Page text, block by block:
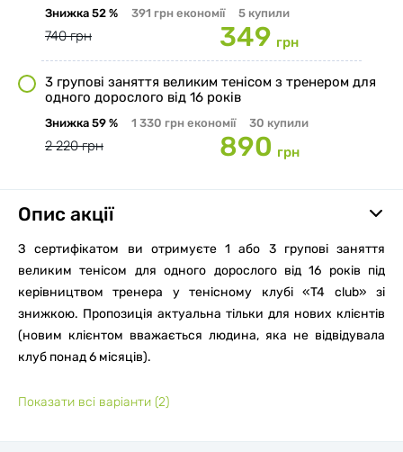
Знижка 52 % 391 грн економії 5 купили
740 грн 349 грн
3 групові заняття великим тенісом з тренером для
одного дорослого від 16 років
Знижка 59 % 1 330 грн економії 30 купили
2 220 грн 890 грн
Опис акції
З сертифікатом ви отримуєте 1 або 3 групові заняття
великим тенісом для одного дорослого від 16 років під
керівництвом тренера у тенісному клубі «T4 club» зі
знижкою. Пропозиція актуальна тільки для нових клієнтів
(новим клієнтом вважається людина, яка не відвідувала
клуб понад 6 місяців).
Показати всі варіанти (2)